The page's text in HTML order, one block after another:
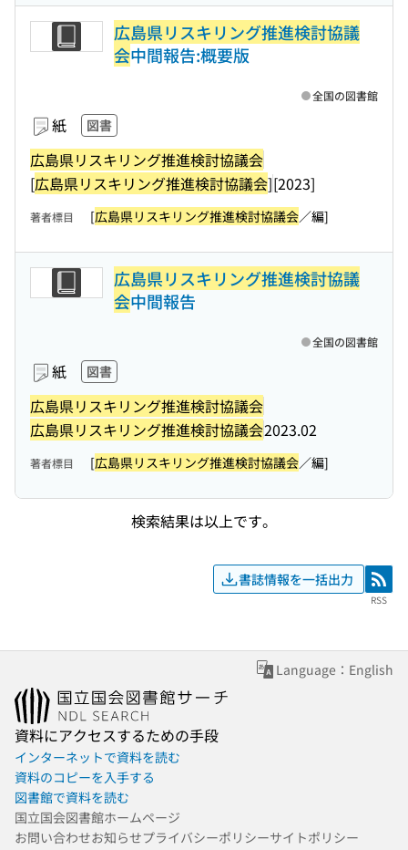
広島県リスキリング推進検討協議
会中間報告:概要版
紙 図書
広島県リスキリング推進検討協議会
[広島県リスキリング推進検討協議会][2023]
全国の図書館
著者標目 [広島県リスキリング推進検討協議会／編]
広島県リスキリング推進検討協議
会中間報告
紙 図書
広島県リスキリング推進検討協議会
広島県リスキリング推進検討協議会2023.02
全国の図書館
著者標目 [広島県リスキリング推進検討協議会／編]
検索結果は以上です。
書誌情報を一括出力 RSS
RSS
Language：English
資料にアクセスするための手段
インターネットで資料を読む
資料のコピーを入手する
図書館で資料を読む
国立国会図書館ホームページ
お問い合わせお知らせプライバシーポリシーサイトポリシー